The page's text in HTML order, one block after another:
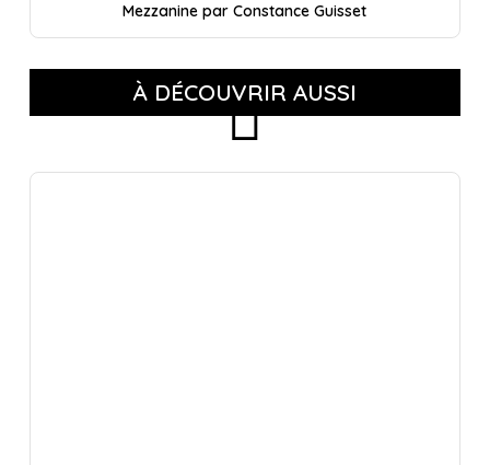
Mezzanine par Constance Guisset
À DÉCOUVRIR AUSSI